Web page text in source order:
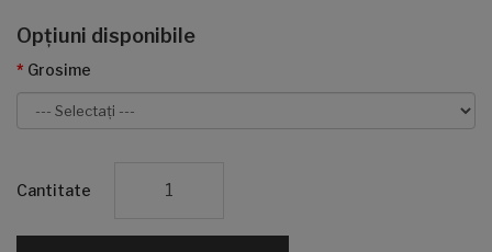
Opţiuni disponibile
Grosime
Cantitate